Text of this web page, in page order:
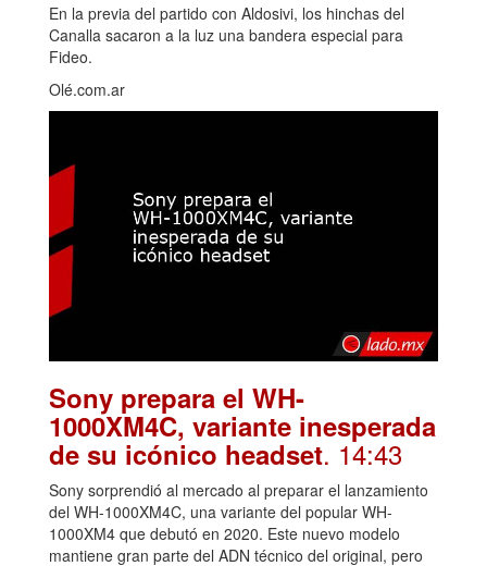
En la previa del partido con Aldosivi, los hinchas del
Canalla sacaron a la luz una bandera especial para
Fideo.
Olé.com.ar
Sony prepara el WH-
1000XM4C, variante inesperada
de su icónico headset. 14:43
Sony sorprendió al mercado al preparar el lanzamiento
del WH-1000XM4C, una variante del popular WH-
1000XM4 que debutó en 2020. Este nuevo modelo
mantiene gran parte del ADN técnico del original, pero